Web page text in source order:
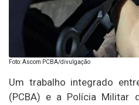
Foto: Ascom PCBA/divulgação
Um trabalho integrado
(PCBA) e a Polícia Militar